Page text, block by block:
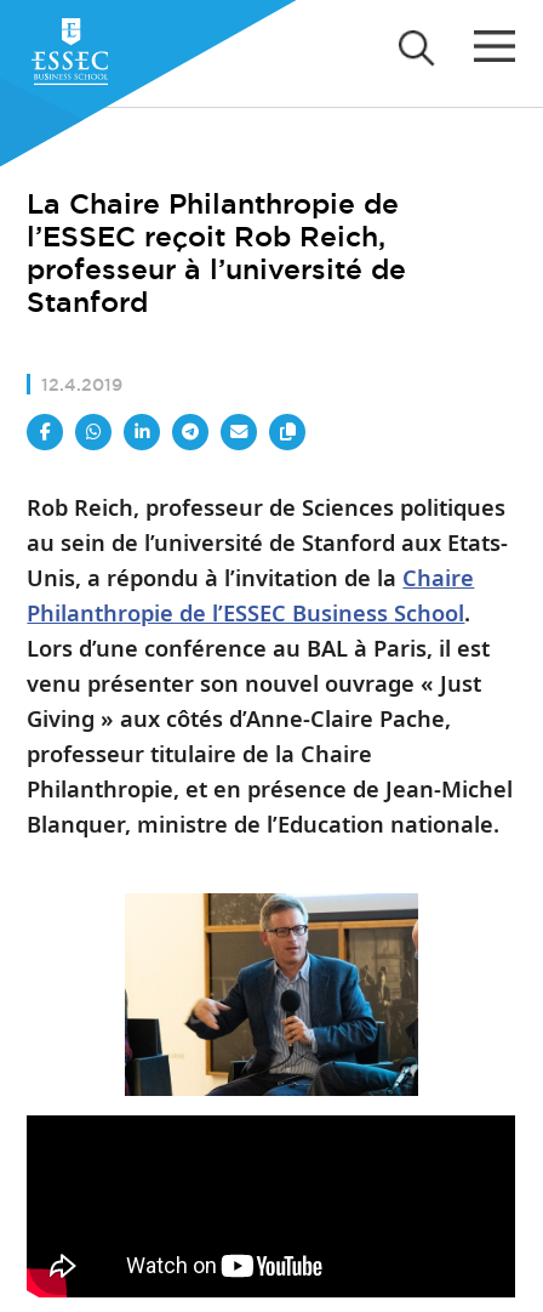
La Chaire Philanthropie de
l’ESSEC reçoit Rob Reich,
professeur à l’université de
Stanford
12.4.2019
Rob Reich, professeur de Sciences politiques
au sein de l’université de Stanford aux Etats-
Unis, a répondu à l’invitation de la Chaire
Philanthropie de l’ESSEC Business School.
Lors d’une conférence au BAL à Paris, il est
venu présenter son nouvel ouvrage « Just
Giving » aux côtés d’Anne-Claire Pache,
professeur titulaire de la Chaire
Philanthropie, et en présence de Jean-Michel
Blanquer, ministre de l’Education nationale.